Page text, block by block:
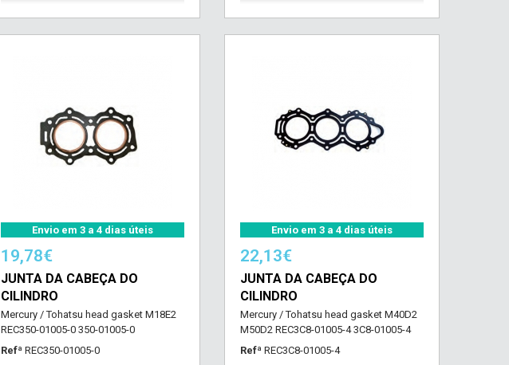
Envio em 3 a 4 dias úteis
19,78€
JUNTA DA CABEÇA DO
CILINDRO
Mercury / Tohatsu head gasket M18E2
REC350-01005-0 350-01005-0
Refª REC350-01005-0
Envio em 3 a 4 dias úteis
22,13€
JUNTA DA CABEÇA DO
CILINDRO
Mercury / Tohatsu head gasket M40D2
M50D2 REC3C8-01005-4 3C8-01005-4
Refª REC3C8-01005-4